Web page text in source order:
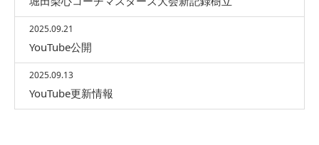
2025.09.21
YouTube公開
2025.09.13
YouTube更新情報